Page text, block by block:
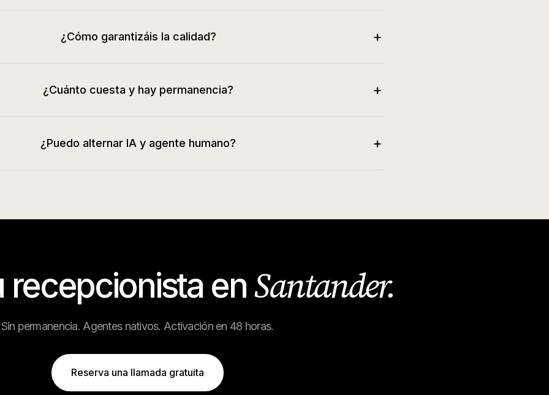
¿Cómo garantizáis la calidad? +
¿Cuánto cuesta y hay permanencia? +
¿Puedo alternar IA y agente humano? +
recepcionista enSantander.
Sin permanencia. Agentes nativos. Activación en 48 horas.
Reserva una llamada gratuita